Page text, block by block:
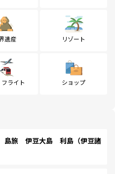
遺産 リゾート
ライト ショップ
島旅 伊豆大島 利島（伊豆諸